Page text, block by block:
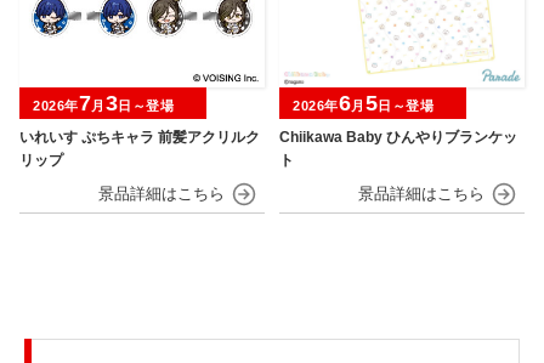
いれいす ぷちキャラ 前髪アクリルク
リップ
2026年7月 3日～登場
Chiikawa Baby ひんやりブランケッ
ト
2026年6月 5日～登場